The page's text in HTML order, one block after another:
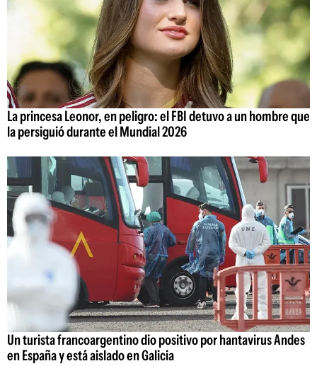
La princesa Leonor, en peligro: el FBI detuvo a un hombre que
la persiguió durante el Mundial 2026
Un turista francoargentino dio positivo por hantavirus Andes
en España y está aislado en Galicia